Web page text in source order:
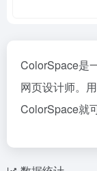
ColorSpace是
网页设计师。
ColorSpace就